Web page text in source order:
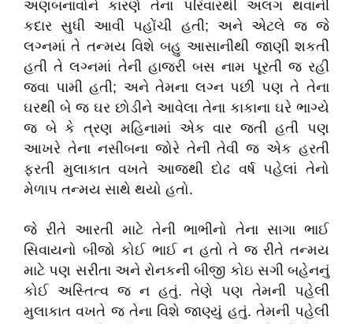
અણબનાવોને કારણે તેના પરિવારથી અલગ થવાની
કદાર સુધી આવી પહોંચી હતી; અને એટલે જ જે
લગ્નમાં તે તન્મય વિશે બહુ આસાનીથી જાણી શકતી
હતી તે લગ્નમાં તેની હાજરી બસ નામ પૂરતી જ રહી
જવા પામી હતી; અને તેમના લગ્ન પછી પણ તે તેના
ઘરથી બે જ ઘર છોડીને આવેલા તેના કાકાના ઘરે ભાગ્યે
જ બે કે ત્રણ મહિનામાં એક વાર જતી હતી પણ
આખરે તેના નસીબના જોરે તેની તેવી જ એક હરતી
ફરતી મુલાકાત વખતે આજથી દોઢ વર્ષ પહેલાં તેનો
મેળાપ તન્મય સાથે થયો હતો.
જે રીતે આરતી માટે તેની ભાભીનો તેના સાગા ભાઈ
સિવાયનો બીજો કોઈ ભાઈ ન હતો તે જ રીતે તન્મય
માટે પણ સરીતા અને રોનકની બીજી કોઇ સગી બહેનનું
કોઈ અસ્તિત્વ જ ન હતું. તેણે પણ તેમની પહેલી
મુલાકાત વખતે જ તેના વિશે જાણ્યું હતું. તેમની પહેલી